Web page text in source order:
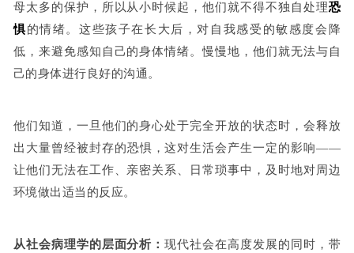
母太多的保护，所以从小时候起，他们就不得不独自处理恐
惧的情绪。这些孩子在长大后，对自我感受的敏感度会降
低，来避免感知自己的身体情绪。慢慢地，他们就无法与自
己的身体进行良好的沟通。
他们知道，一旦他们的身心处于完全开放的状态时，会释放
出大量曾经被封存的恐惧，这对生活会产生一定的影响——
让他们无法在工作、亲密关系、日常琐事中，及时地对周边
环境做出适当的反应。
从社会病理学的层面分析：现代社会在高度发展的同时，带